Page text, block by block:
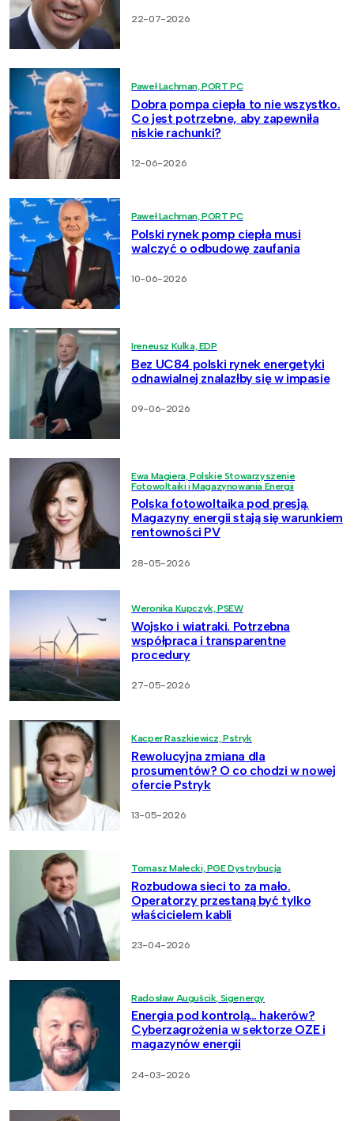
22-07-2026
Paweł Lachman, PORT PC
Dobra pompa ciepła to nie wszystko.
Co jest potrzebne, aby zapewniła
niskie rachunki?
12-06-2026
Paweł Lachman, PORT PC
Polski rynek pomp ciepła musi
walczyć o odbudowę zaufania
10-06-2026
Ireneusz Kulka, EDP
Bez UC84 polski rynek energetyki
odnawialnej znalazłby się w impasie
09-06-2026
Ewa Magiera, Polskie Stowarzyszenie
Fotowoltaiki i Magazynowania Energii
Polska fotowoltaika pod presją.
Magazyny energii stają się warunkiem
rentowności PV
28-05-2026
Weronika Kupczyk, PSEW
Wojsko i wiatraki. Potrzebna
współpraca i transparentne
procedury
27-05-2026
Kacper Raszkiewicz, Pstryk
Rewolucyjna zmiana dla
prosumentów? O co chodzi w nowej
ofercie Pstryk
13-05-2026
Tomasz Małecki, PGE Dystrybucja
Rozbudowa sieci to za mało.
Operatorzy przestaną być tylko
właścicielem kabli
23-04-2026
Radosław Auguścik, Sigenergy
Energia pod kontrolą… hakerów?
Cyberzagrożenia w sektorze OZE i
magazynów energii
24-03-2026